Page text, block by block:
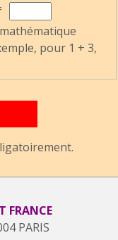
pour 1 + 3,
FRANCE
PARIS